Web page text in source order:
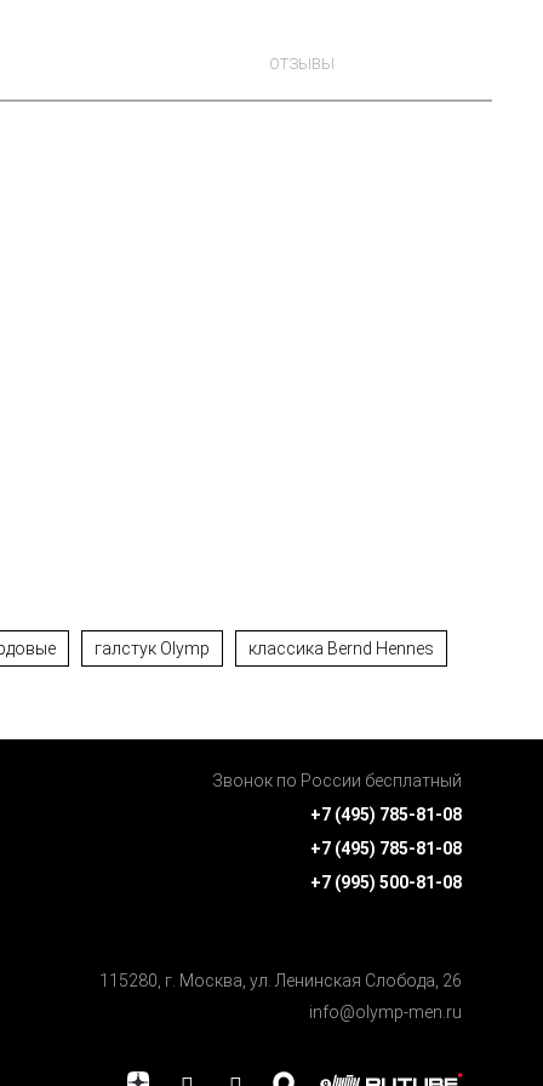
ОТЗЫВЫ
галстук Olymp классика Bernd Hennes
Звонок по России бесплатный
+7 (495) 785-81-08
+7 (495) 785-81-08
+7 (995) 500-81-08
115280, г. Москва, ул. Ленинская Cлобода, 26
info@olymp-men.ru